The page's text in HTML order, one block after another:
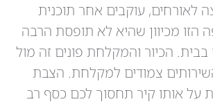
לאורחים, עוקבים אחר תוכנית
הזו מכיוון שהיא לא תופסת הרבה
הכיור והמקלחת פונים זה מול
צמודים למקלחת. הצבת
על אותו קיר תחסוך לכם כסף רב